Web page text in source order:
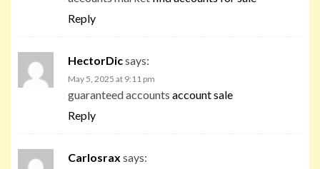
Reply
HectorDicsays:
May 5, 2025 at 9:11 pm
guaranteed accounts account sale
Reply
Carlosrax says: